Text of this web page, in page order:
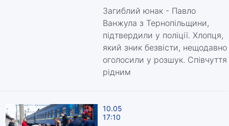
Загиблий юнак - Павло
Ванжула з Тернопільщини,
підтвердили у поліції. Хлопця,
який зник безвісти, нещодавно
оголосили у розшук. Співчуття
рідним
10.05
17:10